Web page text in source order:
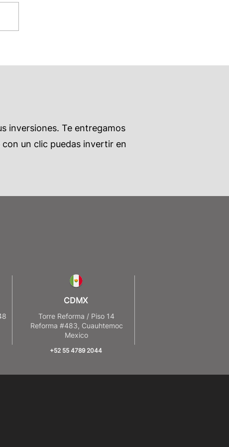
inversiones. Te entregamos
un clic puedas invertir en
CDMX
Torre Reforma / Piso 14
Reforma #483, Cuauhtemoc
Mexico
+52 55 4789 2044